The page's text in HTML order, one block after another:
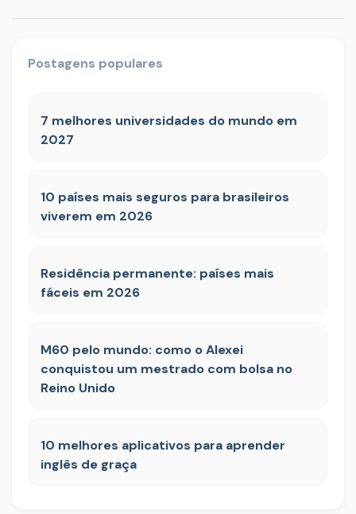
Postagens populares
7 melhores universidades do mundo em
2027
10 países mais seguros para brasileiros
viverem em 2026
Residência permanente: países mais
fáceis em 2026
M60 pelo mundo: como o Alexei
conquistou um mestrado com bolsa no
Reino Unido
10 melhores aplicativos para aprender
inglês de graça